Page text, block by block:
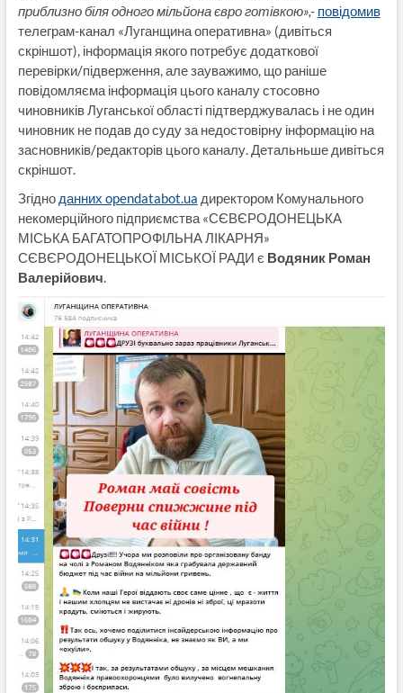
приблизно біля одного мільйона євро готівкою»,- повідомив
телеграм-канал «Луганщина оперативна» (дивіться
скріншот), інформація якого потребує додаткової
перевірки/підверження, але зауважимо, що раніше
повідомляєма інформація цього каналу стосовно
чиновників Луганської області підтверджувалась і не один
чиновник не подав до суду за недостовірну інформацію на
засновників/редакторів цього каналу. Детальньше дивіться
скріншот.
Згідно данних opendatabot.ua директором Комунального
некомерційного підприємства «СЄВЄРОДОНЕЦЬКА
МІСЬКА БАГАТОПРОФІЛЬНА ЛІКАРНЯ»
СЄВЄРОДОНЕЦЬКОЇ МІСЬКОЇ РАДИ є Водяник Роман
Валерійович.